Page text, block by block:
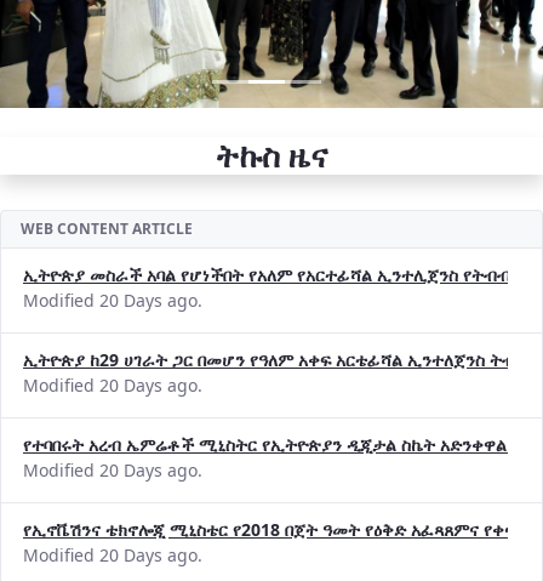
ትኩስ ዜና
WEB CONTENT ARTICLE
ኢትዮጵያ መስራች አባል የሆነችበት የአለም የአርተፊሻል ኢንተሊጀንስ የትብብር
Modified 20 Days ago.
ኢትዮጵያ ከ29 ሀገራት ጋር በመሆን የዓለም አቀፍ አርቴፊሻል ኢንተለጀንስ
Modified 20 Days ago.
የተባበሩት አረብ ኤምሬቶች ሚኒስትር የኢትዮጵያን ዲጂታል ስኬት አድንቀዋል
Modified 20 Days ago.
የኢኖቬሽንና ቴክኖሎጂ ሚኒስቴር የ2018 በጀት ዓመት የዕቅድ አፈጻጸምና
Modified 20 Days ago.